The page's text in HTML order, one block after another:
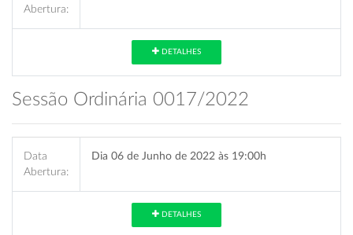
Abertura:
DETALHES
Sessão Ordinária 0017/2022
Data
Abertura:
Dia 06 de Junho de 2022 às 19:00h
DETALHES